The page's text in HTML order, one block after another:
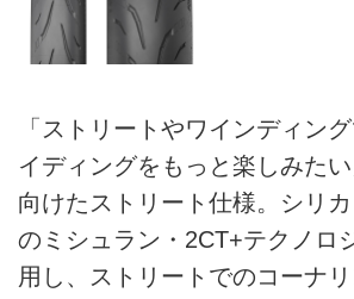
「ストリートやワインディン
イディングをもっと楽しみた
向けたストリート仕様。シリ
のミシュラン・2CT+テクノロ
用し、ストリートでのコーナ